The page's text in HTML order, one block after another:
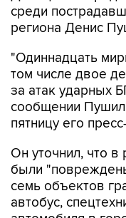
среди
региона Денис
"Одиннадцать
том числе двое
за атак ударных
сообщении
пятницу его
Он уточнил, что в
были
семь объектов
автобус,